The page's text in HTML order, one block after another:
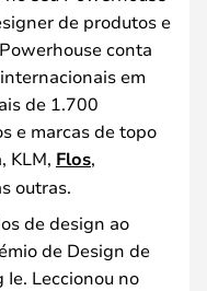
de produtos e
conta
em
de 1.700
e marcas de topo
KLM, Flos,
outras.
de design ao
de Design de
Ie. Leccionou no